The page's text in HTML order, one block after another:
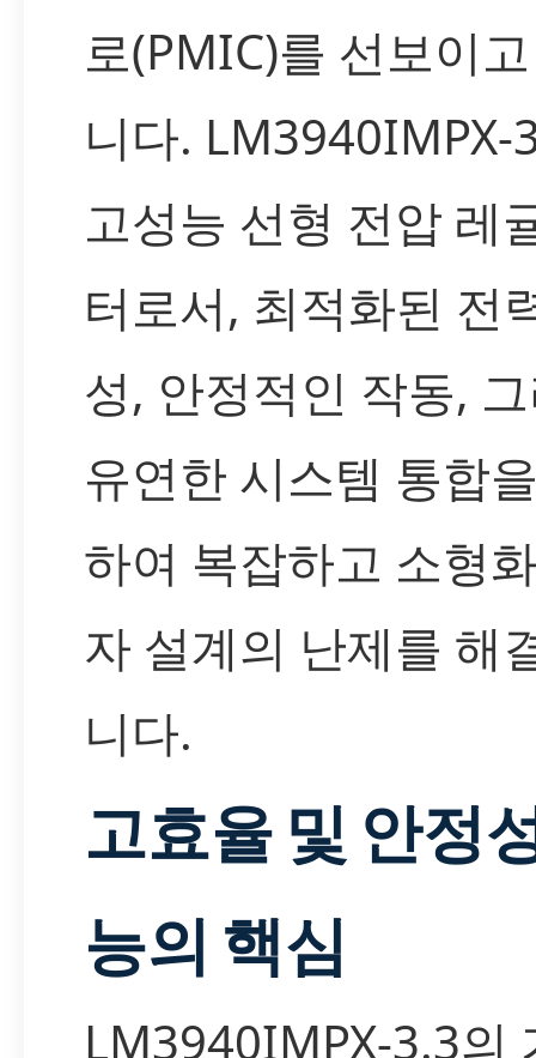
로(PMIC)를 선보이
니다. LM3940IMPX-
고성능 선형 전압 레
터로서, 최적화된 전
성, 안정적인 작동,
유연한 시스템 통합
하여 복잡하고 소형
자 설계의 난제를 해
니다.
고효율 및 안정
능의 핵심
LM3940IMPX-3.3의